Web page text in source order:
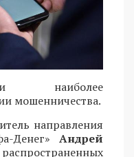
наиболее
мошенничества.
направления
Денег» Андрей